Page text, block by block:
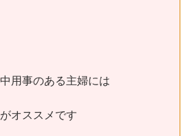
用事のある主婦には
がオススメです